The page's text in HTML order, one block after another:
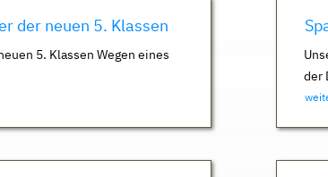
der neuen 5. Klassen
5. Klassen Wegen eines
der